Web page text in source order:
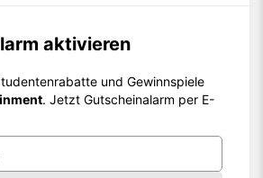
aktivieren
und Gewinnspiele
. Jetzt Gutscheinalarm per E-